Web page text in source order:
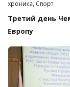
хроника, Спорт
Третий день
Европу